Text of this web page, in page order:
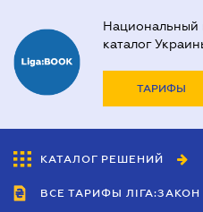
Национальный
каталог
ТАРИФЫ
КАТАЛОГ РЕШЕНИЙ
ВСЕ ТАРИФЫ ЛІГА:ЗАКОН